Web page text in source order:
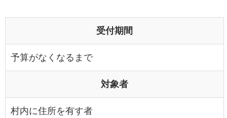
受付期間
予算がなくなるまで
対象者
村内に住所を有す者